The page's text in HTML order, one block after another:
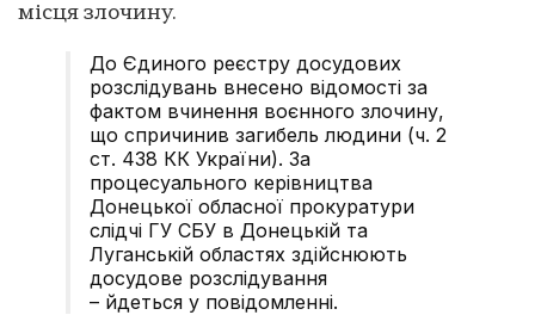
місця злочину.
До Єдиного реєстру досудових
розслідувань внесено відомості за
фактом вчинення воєнного злочину,
що спричинив загибель людини (ч. 2
ст. 438 КК України). За
процесуального керівництва
Донецької обласної прокуратури
слідчі ГУ СБУ в Донецькій та
Луганській областях здійснюють
досудове розслідування
– йдеться у повідомленні.